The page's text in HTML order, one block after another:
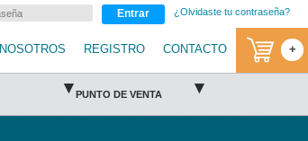
Entrar ¿Olvidaste tu contraseña?
NOSOTROS REGISTRO CONTACTO +
▾ PUNTO DE VENTA ▾